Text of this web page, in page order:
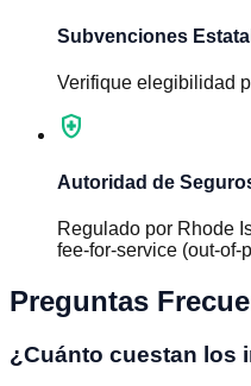
Subvenciones
Verifique elegibilidad
health_and_safety
Autoridad de
Regulado por Rhode
fee-for-service (out-
Preguntas
¿Cuánto cuestan los